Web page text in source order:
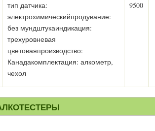
тип датчика:
электрохимическийпродувание:
без мундштукаиндикация:
трехуровневая
цветоваяпроизводство:
Канадакомплектация: алкометр,
чехол
9500